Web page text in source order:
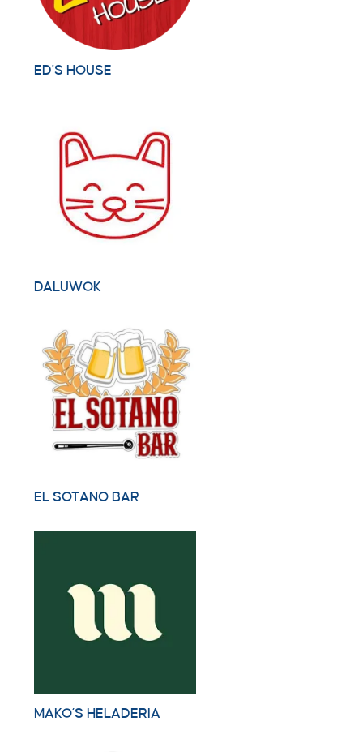
ED'S HOUSE
DALUWOK
EL SOTANO BAR
MAKO´S HELADERIA